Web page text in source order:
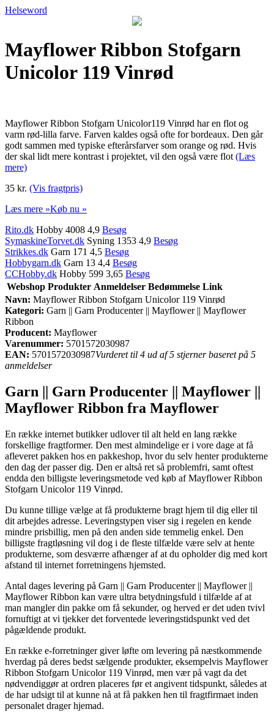
Helseword
Mayflower Ribbon Stofgarn
Unicolor 119 Vinrød
Mayflower Ribbon Stofgarn Unicolor119 Vinrød har en flot og
varm rød-lilla farve. Farven kaldes også ofte for bordeaux. Den går
godt sammen med typiske efterårsfarver som orange og rød. Hvis
der skal lidt mere kontrast i projektet, vil den også være flot (Læs
mere)
35 kr. (Vis fragtpris)
Læs mere »Køb nu »
Rito.dk Hobby 4008 4,9 Besøg
SymaskineTorvet.dk Syning 1353 4,9 Besøg
Strikkes.dk Garn 171 4,5 Besøg
Hobbygarn.dk Garn 13 4,4 Besøg
CCHobby.dk Hobby 599 3,65 Besøg
Webshop Produkter Anmeldelser Bedømmelse Link
Navn: Mayflower Ribbon Stofgarn Unicolor 119 Vinrød
Kategori: Garn || Garn Producenter || Mayflower || Mayflower
Ribbon
Producent: Mayflower
Varenummer: 5701572030987
EAN: 5701572030987Vurderet til 4 ud af 5 stjerner baseret på 5
anmeldelser
Garn || Garn Producenter || Mayflower ||
Mayflower Ribbon fra Mayflower
En række internet butikker udlover til alt held en lang række
forskellige fragtformer. Den mest almindelige er i vore dage at få
afleveret pakken hos en pakkeshop, hvor du selv henter produkterne
den dag der passer dig. Den er altså ret så problemfri, samt oftest
endda den billigste leveringsmetode ved køb af Mayflower Ribbon
Stofgarn Unicolor 119 Vinrød.
Du kunne tillige vælge at få produkterne bragt hjem til dig eller til
dit arbejdes adresse. Leveringstypen viser sig i regelen en kende
mindre prisbillig, men på den anden side temmelig enkel. Den
billigste fragtløsning vil dog i de fleste tilfælde være selv at hente
produkterne, som desværre afhænger af at du opholder dig med kort
afstand til internet forretningens hjemsted.
Antal dages levering på Garn || Garn Producenter || Mayflower ||
Mayflower Ribbon kan være ultra betydningsfuld i tilfælde af at
man mangler din pakke om få sekunder, og herved er det uden tvivl
fornuftigt at vi tjekker det forventede leveringstidspunkt ved det
pågældende produkt.
En række e-forretninger giver løfte om levering på næstkommende
hverdag på deres bedst sælgende produkter, eksempelvis Mayflower
Ribbon Stofgarn Unicolor 119 Vinrød, men vær på vagt da det
nødvendiggør at ordren placeres før et angivent tidspunkt, således at
de har udsigt til at kunne nå at få pakken hen til fragtfirmaet inden
personalet drager hjemad.